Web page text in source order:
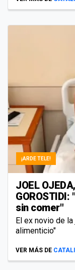
¡ARDE TELE!
JOEL
sin comer"
El ex novio de
alimenticio"
VER MÁS DE